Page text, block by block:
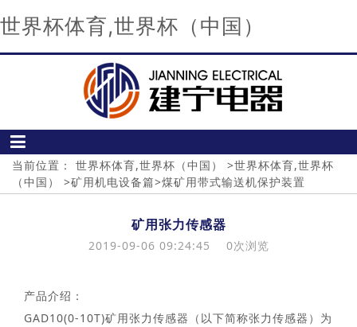
世界杯体育,世界杯（中国）
当前位置： 世界杯体育,世界杯（中国） >世界杯体育,世界杯
（中国） >矿用机电设备篇>煤矿用带式输送机保护装置
矿用张力传感器
2019-09-06 09:24:45 0次浏览
产品介绍：
GAD10(0-10T)矿用张力传感器（以下简称张力传感器）为